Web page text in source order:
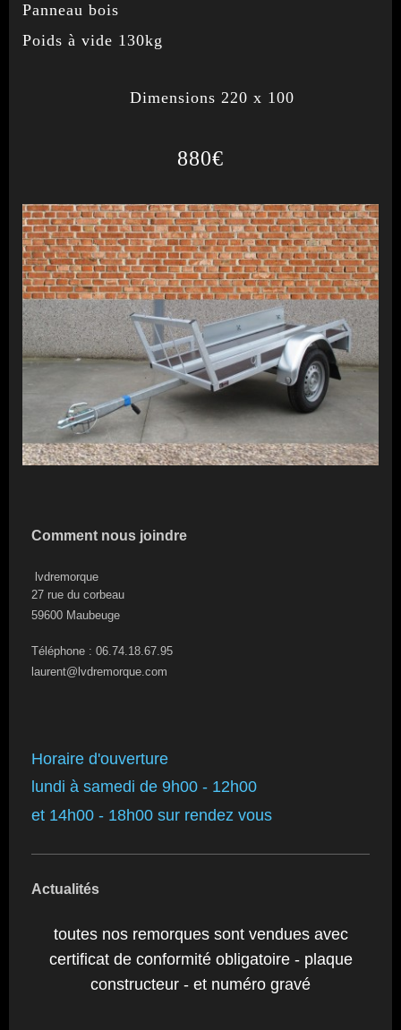
Panneau bois
Poids à vide 130kg
Dimensions 220 x 100
880€
Comment nous joindre
lvdremorque
27 rue du corbeau
59600 Maubeuge
Téléphone : 06.74.18.67.95
laurent@lvdremorque.com
Horaire d'ouverture
lundi à samedi de 9h00 - 12h00
et 14h00 - 18h00 sur rendez vous
Actualités
toutes nos remorques sont vendues avec
certificat de conformité obligatoire - plaque
constructeur - et numéro gravé